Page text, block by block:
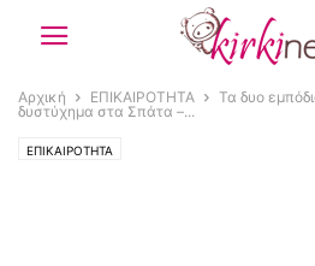
Αρχική ΕΠΙΚΑΙΡΟΤΗΤΑ
Τα δυο
δυστύχημα στα Σπάτα –...
ΕΠΙΚΑΙΡΟΤΗΤΑ